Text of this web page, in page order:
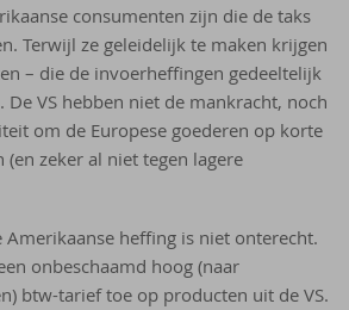
consumenten zijn die de taks
Terwijl ze geleidelijk te maken krijgen
– die de invoerheffingen gedeeltelijk
VS hebben niet de mankracht, noch
om de Europese goederen op korte
zeker al niet tegen lagere
Amerikaanse heffing is niet onterecht.
onbeschaamd hoog (naar
btw-tarief toe op producten uit de VS.